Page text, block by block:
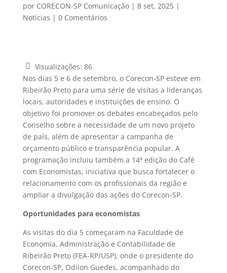
por CORECON-SP Comunicação| 8 set, 2025|
Notícias | 0 Comentários
Visualizações: 86
Nos dias 5 e 6 de setembro, o Corecon-SP esteve em
Ribeirão Preto para uma série de visitas a lideranças
locais, autoridades e instituições de ensino. O
objetivo foi promover os debates encabeçados pelo
Conselho sobre a necessidade de um novo projeto
de país, além de apresentar a campanha de
orçamento público e transparência popular. A
programação incluiu também a 14ª edição do Café
com Economistas, iniciativa que busca fortalecer o
relacionamento com os profissionais da região e
ampliar a divulgação das ações do Corecon-SP.
Oportunidades para economistas
As visitas do dia 5 começaram na Faculdade de
Economia, Administração e Contabilidade de
Ribeirão Preto (FEA-RP/USP), onde o presidente do
Corecon-SP, Odilon Guedes, acompanhado do